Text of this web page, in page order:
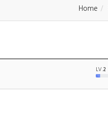
Home
LV. 2